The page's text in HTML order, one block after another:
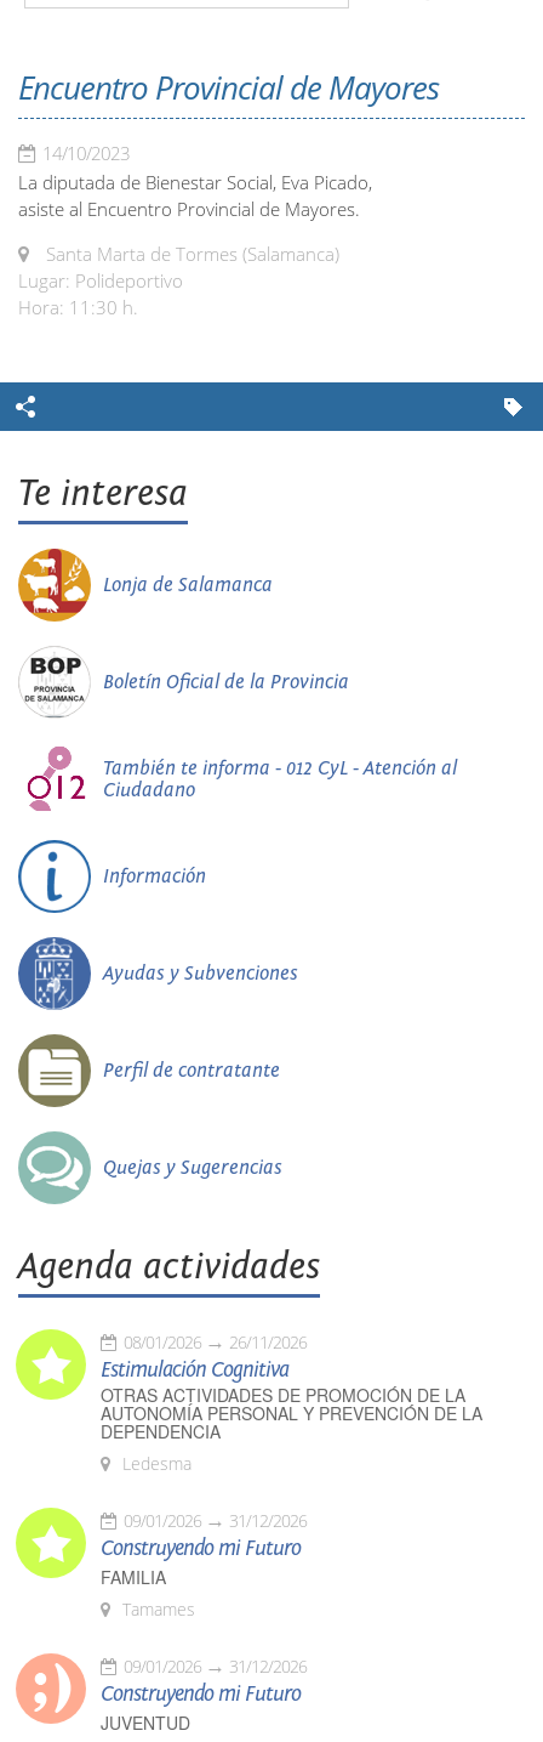
Encuentro Provincial de Mayores
14/10/2023
La diputada de Bienestar Social, Eva Picado,
asiste al Encuentro Provincial de Mayores.
Santa Marta de Tormes (Salamanca)
Lugar: Polideportivo
Hora: 11:30 h.
Te interesa
Lonja de Salamanca
Boletín Oficial de la Provincia
También te informa - 012 CyL - Atención al
Ciudadano
Información
Ayudas y Subvenciones
Perfil de contratante
Quejas y Sugerencias
Agenda actividades
08/01/2026 26/11/2026
Estimulación Cognitiva
OTRAS ACTIVIDADES DE PROMOCIÓN DE LA
AUTONOMÍA PERSONAL Y PREVENCIÓN DE LA
DEPENDENCIA
Ledesma
09/01/2026 31/12/2026
Construyendo mi Futuro
FAMILIA
Tamames
09/01/2026 31/12/2026
Construyendo mi Futuro
JUVENTUD